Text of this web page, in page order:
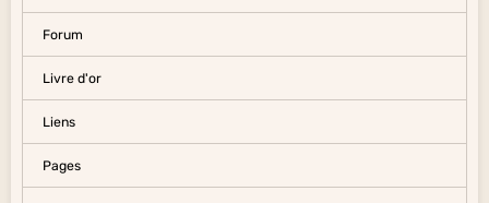
Forum
Livre d'or
Liens
Pages